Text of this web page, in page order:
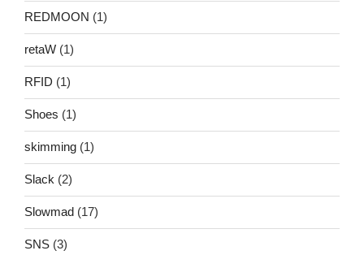
REDMOON (1)
retaW (1)
RFID (1)
Shoes (1)
skimming (1)
Slack (2)
Slowmad (17)
SNS (3)